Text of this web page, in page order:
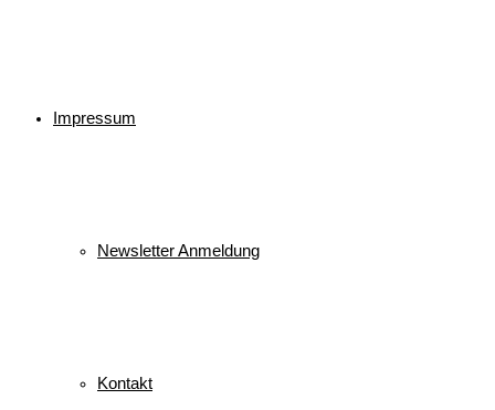
Impressum
Newsletter Anmeldung
Kontakt